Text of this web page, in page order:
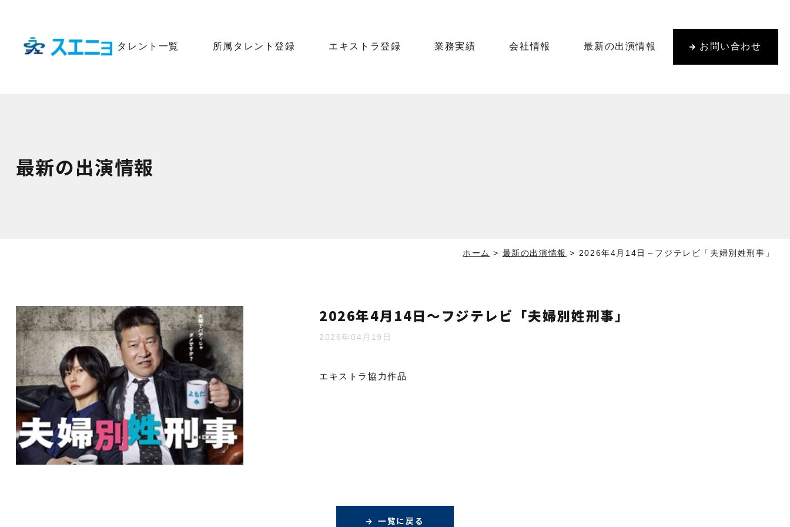
タレント一覧 所属タレント登録 エキストラ登録 業務実績 会社情報 最新の出演情報 お問い合わせ
最新の出演情報
ホーム > 最新の出演情報 > 2026年4月14日～フジテレビ「夫婦別姓刑事」
2026年4月14日～フジテレビ「夫婦別姓刑事」
2026年04月19日
エキストラ協力作品
一覧に戻る